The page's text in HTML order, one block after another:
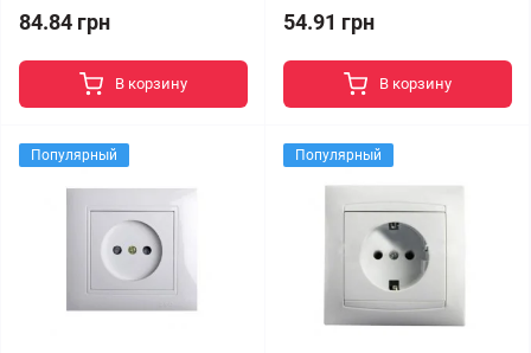
84.84 грн
В корзину
54.91 грн
В корзину
Популярный Популярный